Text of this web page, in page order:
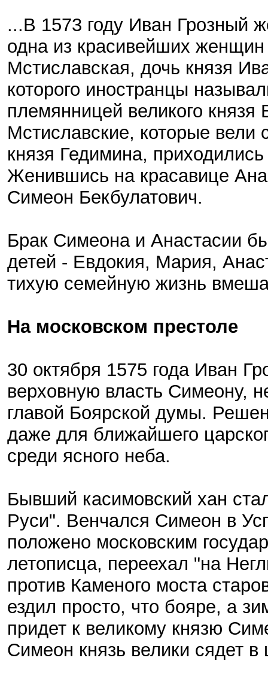
...В 1573 году Иван Грозный
одна из красивейших
Мстиславская, дочь князя
которого иностранцы
племянницей великого
Мстиславские, которые вели
князя Гедимина,
Женившись на красавице
Симеон Бекбулатович.
Брак Симеона и Анастасии
детей - Евдокия, Мария,
тихую семейную жизнь
На московском престоле
30 октября 1575 года Иван
верховную власть Симеону,
главой Боярской думы.
даже для ближайшего
среди ясного неба.
Бывший касимовский хан
Руси". Венчался Симеон в
положено московским
летописца, переехал "на
против Каменого моста
ездил просто, что бояре, а
придет к великому князю
Симеон князь велики сядет в